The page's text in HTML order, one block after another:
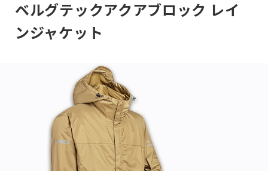
ベルグテックアクアブロック レイ
ンジャケット